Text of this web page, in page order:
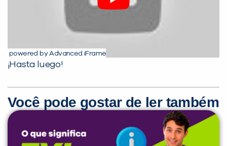
powered by Advanced iFrame
¡Hasta luego!
Você pode gostar de ler também